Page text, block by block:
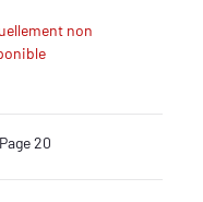
non
20